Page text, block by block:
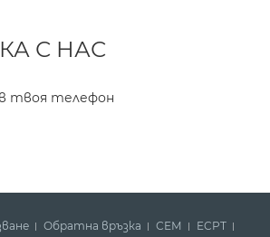
С НАС
твоя телефон
Обратна връзка СЕМ
ECPT